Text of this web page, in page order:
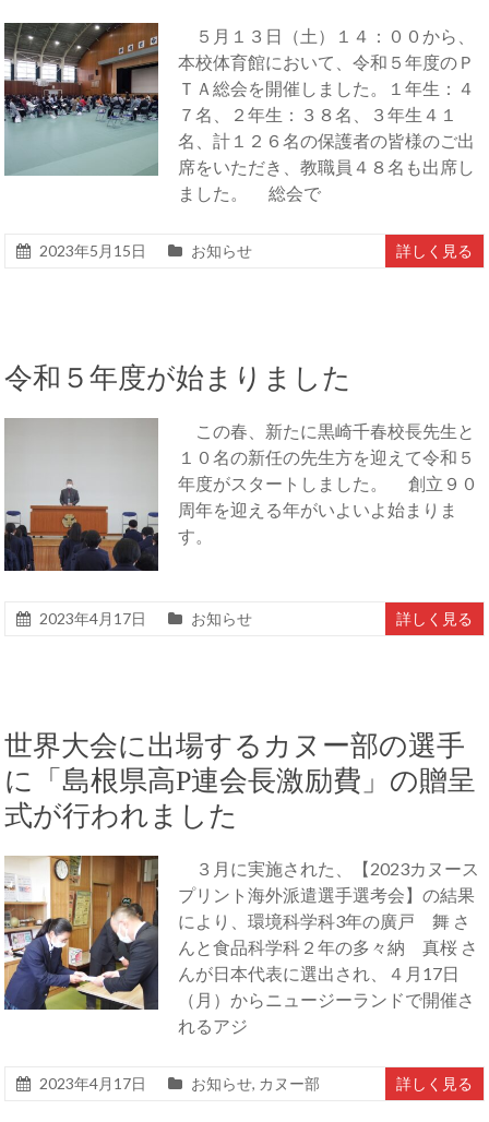
５月１３日（土）１４：００から、
本校体育館において、令和５年度のＰ
ＴＡ総会を開催しました。１年生：４
７名、２年生：３８名、３年生４１
名、計１２６名の保護者の皆様のご出
席をいただき、教職員４８名も出席し
ました。 総会で
2023年5月15日 お知らせ 詳しく見る
令和５年度が始まりました
この春、新たに黒崎千春校長先生と
１０名の新任の先生方を迎えて令和５
年度がスタートしました。 創立９０
周年を迎える年がいよいよ始まりま
す。
2023年4月17日 お知らせ 詳しく見る
世界大会に出場するカヌー部の選手
に「島根県高P連会長激励費」の贈呈
式が行われました
３月に実施された、【2023カヌース
プリント海外派遣選手選考会】の結果
により、環境科学科3年の廣戸 舞 さ
んと食品科学科２年の多々納 真桜 さ
んが日本代表に選出され、４月17日
（月）からニュージーランドで開催さ
れるアジ
2023年4月17日 お知らせ, カヌー部 詳しく見る